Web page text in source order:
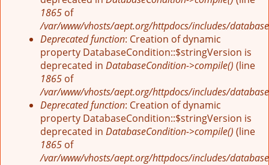
1865 of
/var/www/vhosts/aept.org/httpdocs/includes/
Deprecated function: Creation of dynamic
property DatabaseCondition::$stringVersion is
deprecated in DatabaseCondition->compile() (line
1865 of
/var/www/vhosts/aept.org/httpdocs/includes/
Deprecated function: Creation of dynamic
property DatabaseCondition::$stringVersion is
deprecated in DatabaseCondition->compile() (line
1865 of
/var/www/vhosts/aept.org/httpdocs/includes/